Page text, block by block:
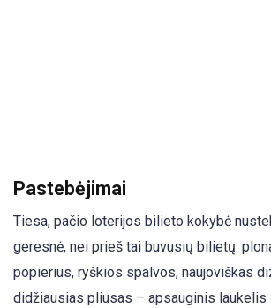
Pastebėjimai
Tiesa, pačio loterijos bilieto kokybė
geresnė, nei prieš tai buvusių bilietų:
popierius, ryškios spalvos, naujoviškas
didžiausias pliusas – apsauginis laukelis